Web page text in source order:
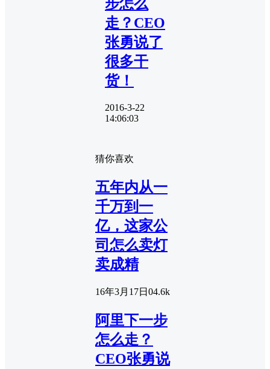
步怎么
走？CEO
张勇说了
很多干
货！
2016-3-22
14:06:03
猜你喜欢
五年内从一
千万到一
亿，这家公
司怎么卖灯
卖成精
16年3月17日 04.6k
阿里下一步
怎么走？
CEO张勇说